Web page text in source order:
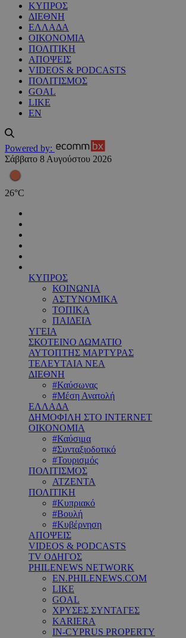
ΚΥΠΡΟΣ
ΔΙΕΘΝΗ
ΕΛΛΑΔΑ
ΟΙΚΟΝΟΜΙΑ
ΠΟΛΙΤΙΚΗ
ΑΠΟΨΕΙΣ
VIDEOS & PODCASTS
ΠΟΛΙΤΙΣΜΟΣ
GOAL
LIKE
EN
Powered by:
Σάββατο 8 Αυγούστου 2026
26°C
ΚΥΠΡΟΣ
ΚΟΙΝΩΝΙΑ
ΑΣΤΥΝΟΜΙΚΑ
ΤΟΠΙΚΑ
ΠΑΙΔΕΙΑ
ΥΓΕΙΑ
ΣΚΟΤΕΙΝΟ ΔΩΜΑΤΙΟ
ΑΥΤΟΠΤΗΣ ΜΑΡΤΥΡΑΣ
ΤΕΛΕΥΤΑΙΑ ΝΕΑ
ΔΙΕΘΝΗ
#Καύσωνας
#Μέση Ανατολή
ΕΛΛΑΔΑ
ΔΗΜΟΦΙΛΗ ΣΤΟ INTERNET
ΟΙΚΟΝΟΜΙΑ
#Καύσιμα
#Συνταξιοδοτικό
#Τουρισμός
ΠΟΛΙΤΙΣΜΟΣ
ΑΤΖΕΝΤΑ
ΠΟΛΙΤΙΚΗ
#Κυπριακό
#Βουλή
#Κυβέρνηση
ΑΠΟΨΕΙΣ
VIDEOS & PODCASTS
TV ΟΔΗΓΟΣ
PHILENEWS NETWORK
EN.PHILENEWS.COM
LIKE
GOAL
ΧΡΥΣΕΣ ΣΥΝΤΑΓΕΣ
KARIERA
IN-CYPRUS PROPERTY